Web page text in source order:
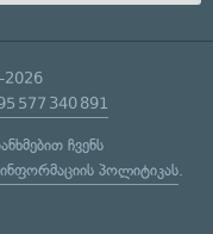
577 340 891
ჩვენს
პოლიტიკას.